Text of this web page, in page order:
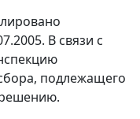
В связи с
подлежащего